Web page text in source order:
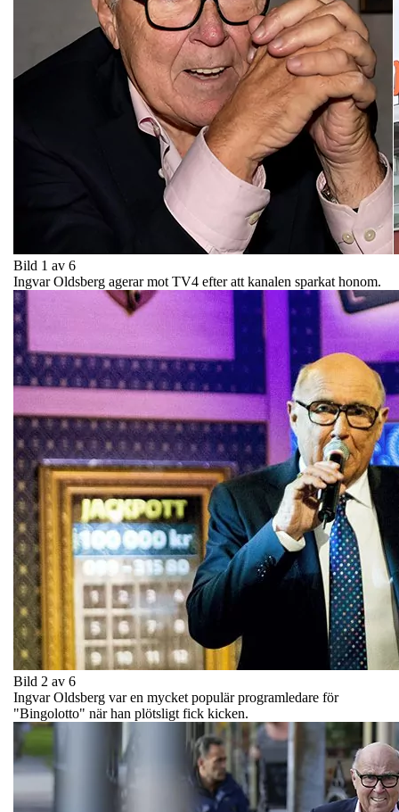
Bild 1 av 6
Ingvar Oldsberg agerar mot TV4 efter att kanalen sparkat honom.
Bild 2 av 6
Ingvar Oldsberg var en mycket populär programledare för
"Bingolotto" när han plötsligt fick kicken.